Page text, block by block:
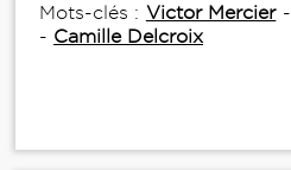
Mots-clés : Victor Mercier-
- Camille Delcroix